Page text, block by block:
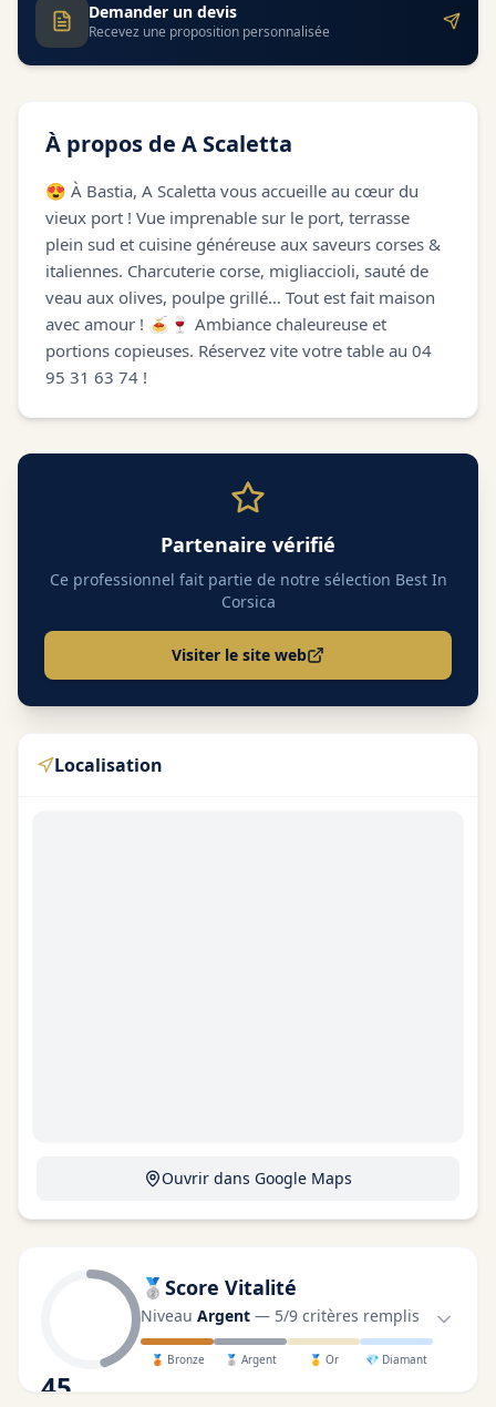
Demander un devis
Recevez une proposition personnalisée
À propos de A Scaletta
😍 À Bastia, A Scaletta vous accueille au cœur du
vieux port ! Vue imprenable sur le port, terrasse
plein sud et cuisine généreuse aux saveurs corses &
italiennes. Charcuterie corse, migliaccioli, sauté de
veau aux olives, poulpe grillé… Tout est fait maison
avec amour ! 🍝🍷 Ambiance chaleureuse et
portions copieuses. Réservez vite votre table au 04
95 31 63 74 !
Partenaire vérifié
Ce professionnel fait partie de notre sélection Best In
Corsica
Visiter le site web
Localisation
Ouvrir dans Google Maps
45
🥈 Score Vitalité
Niveau Argent — 5/9 critères remplis
🥉 Bronze 🥈 Argent 🥇 Or 💎 Diamant